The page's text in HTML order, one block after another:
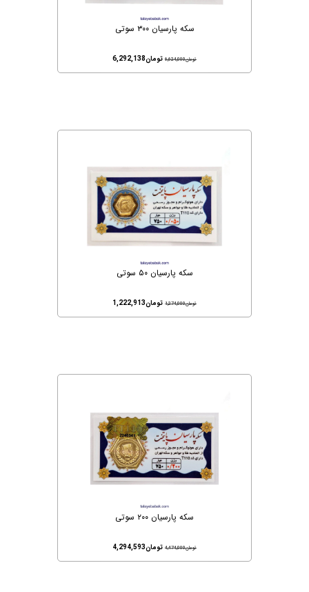
سکه پارسیان ۳۰۰ سوتی
تومان6,624,000 تومان6,292,138
سکه پارسیان ۵۰ سوتی
تومان1,274,000 تومان1,222,913
سکه پارسیان ۲۰۰ سوتی
تومان4,474,000 تومان4,294,593